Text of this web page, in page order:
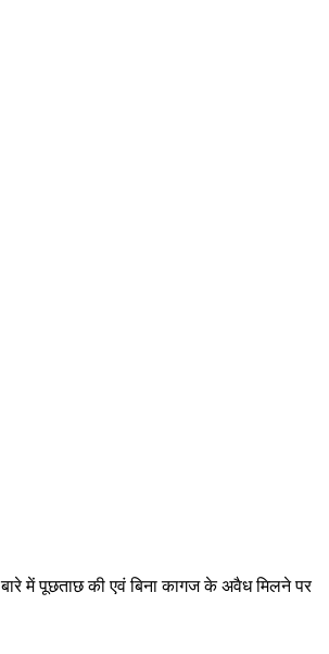
में पूछताछ की एवं बिना कागज के अवैध मिलने पर